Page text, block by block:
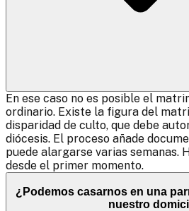
En ese caso no es posible el
ordinario. Existe la figura del
disparidad de culto, que debe
diócesis. El proceso añade
puede alargarse varias semanas.
desde el primer momento.
¿Podemos casarnos en una
nuestro